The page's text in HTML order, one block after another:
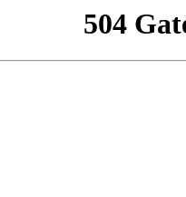
504